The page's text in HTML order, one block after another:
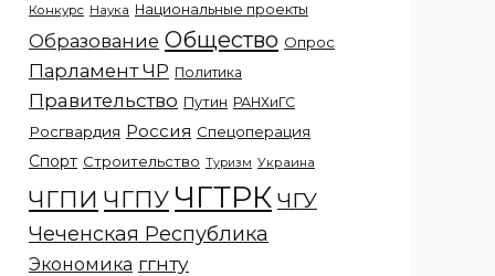
Конкурс Наука Национальные проекты
Образование Общество Опрос
Парламент ЧР Политика
Правительство Путин РАНХиГС
Росгвардия Россия Спецоперация
Спорт Строительство Туризм Украина
ЧГПИ ЧГПУ ЧГТРК ЧГУ
Чеченская Республика
Экономика ггнту